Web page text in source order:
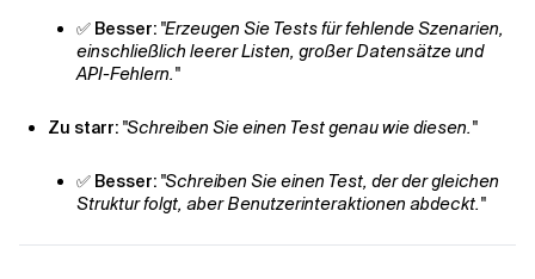
✅ Besser: "Erzeugen Sie Tests für fehlende Szenarien,
einschließlich leerer Listen, großer Datensätze und
API-Fehlern."
Zu starr: "Schreiben Sie einen Test genau wie diesen."
✅ Besser: "Schreiben Sie einen Test, der der gleichen
Struktur folgt, aber Benutzerinteraktionen abdeckt."